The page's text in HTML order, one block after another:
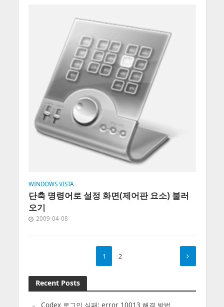
WINDOWS VISTA
단축 명령어로 설정 화면(제어판 요소) 불러
오기
2009-04-08
1 2
Recent Posts
Codex 로그인 실패: error 10013 해결 방법